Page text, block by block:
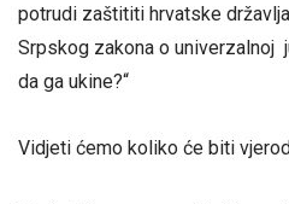
potrudi zaštititi hrvatske
Srpskog zakona o univerzalnoj
da ga ukine?“
Vidjeti ćemo koliko će biti